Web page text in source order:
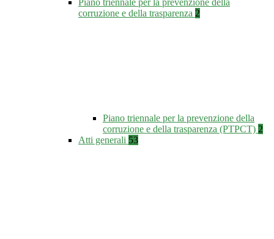
Piano triennale per la prevenzione della
corruzione e della trasparenza 2
Piano triennale per la prevenzione della
corruzione e della trasparenza (PTPCT) 2
Atti generali 53